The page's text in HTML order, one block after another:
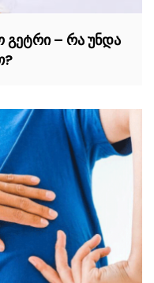
გეტრი – რა უნდა